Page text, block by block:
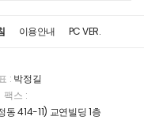
이용안내 PC VER.
: 박정길
팩스 :
414-11) 교연빌딩 1층